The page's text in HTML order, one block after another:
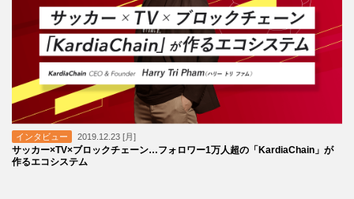
インタビュー 2019.12.23 [月]
サッカー×TV×ブロックチェーン…フォロワー1万人超の「KardiaChain」が
作るエコシステム